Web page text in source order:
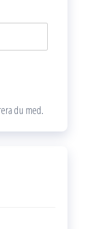
du med.